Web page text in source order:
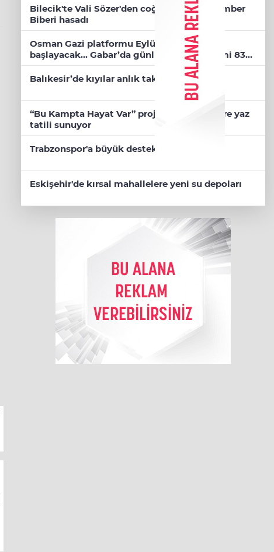
Bilecik'te Vali Sözer'den coğrafi işaretli Kamber
Biberi hasadı
Osman Gazi platformu Eylül'de göreve
başlayacak... Gabar’da günlük petrol üretimi 83
bin 200 varile ulaştı
Balıkesir’de kıyılar anlık takip ediliyor
“Bu Kampta Hayat Var” projesi özel bireylere yaz
tatili sunuyor
Trabzonspor'a büyük destek
Eskişehir'de kırsal mahallelere yeni su depoları